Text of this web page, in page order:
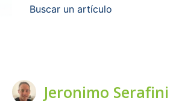
Buscar un artículo
Jeronimo Serafini